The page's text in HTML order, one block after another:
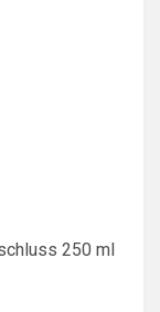
250 ml